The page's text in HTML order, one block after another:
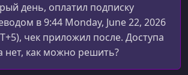
день, оплатил подписку
в 9:44 Monday, June 22, 2026
чек приложил после. Доступа
нет, как можно решить?